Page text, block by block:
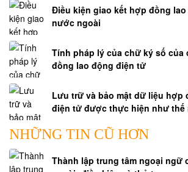
Điều kiện giao kết hợp đồng
nước ngoài
Tính pháp lý của chữ ký số của
đồng lao động điện tử
Lưu trữ và bảo mật dữ liệu hợp
điện tử được thực hiện như thế
NHỮNG TIN CŨ HƠN
Thành lập trung tâm ngoại ngữ